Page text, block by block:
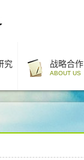
究 战略合作
ABOUT US